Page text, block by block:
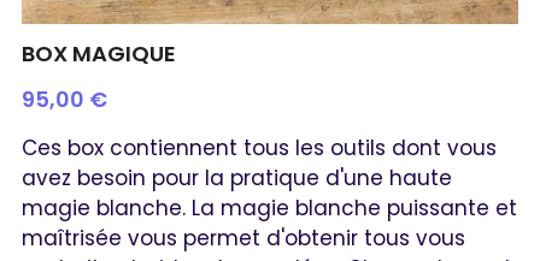
BOX MAGIQUE
95,00 €
Ces box contiennent tous les outils dont vous
avez besoin pour la pratique d'une haute
magie blanche. La magie blanche puissante et
maîtrisée vous permet d'obtenir tous vous